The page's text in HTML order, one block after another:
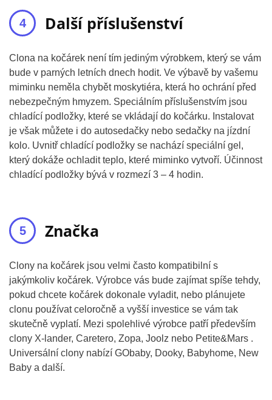
Další příslušenství
Clona na kočárek není tím jediným výrobkem, který se vám
bude v parných letních dnech hodit. Ve výbavě by vašemu
miminku neměla chybět moskytiéra, která ho ochrání před
nebezpečným hmyzem. Speciálním příslušenstvím jsou
chladící podložky, které se vkládají do kočárku. Instalovat
je však můžete i do autosedačky nebo sedačky na jízdní
kolo. Uvnitř chladící podložky se nachází speciální gel,
který dokáže ochladit teplo, které miminko vytvoří. Účinnost
chladící podložky bývá v rozmezí 3 – 4 hodin.
Značka
Clony na kočárek jsou velmi často kompatibilní s
jakýmkoliv kočárek. Výrobce vás bude zajímat spíše tehdy,
pokud chcete kočárek dokonale vyladit, nebo plánujete
clonu používat celoročně a vyšší investice se vám tak
skutečně vyplatí. Mezi spolehlivé výrobce patří především
clony X-lander, Caretero, Zopa, Joolz nebo Petite&Mars .
Universální clony nabízí GObaby, Dooky, Babyhome, New
Baby a další.